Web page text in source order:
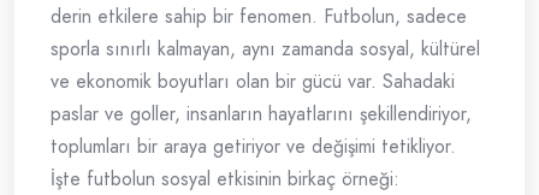
derin etkilere sahip bir fenomen. Futbolun, sadece
sporla sınırlı kalmayan, aynı zamanda sosyal, kültürel
ve ekonomik boyutları olan bir gücü var. Sahadaki
paslar ve goller, insanların hayatlarını şekillendiriyor,
toplumları bir araya getiriyor ve değişimi tetikliyor.
İşte futbolun sosyal etkisinin birkaç örneği: